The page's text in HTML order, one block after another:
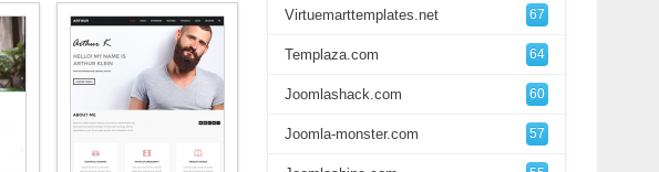
Virtuemarttemplates.net 67
Templaza.com 64
Joomlashack.com 60
Joomla-monster.com 57